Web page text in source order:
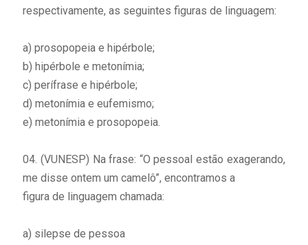
respectivamente, as seguintes figuras de linguagem:
a) prosopopeia e hipérbole;
b) hipérbole e metonímia;
c) perífrase e hipérbole;
d) metonímia e eufemismo;
e) metonímia e prosopopeia.
04. (VUNESP) Na frase: “O pessoal estão exagerando,
me disse ontem um camelô”, encontramos a
figura de linguagem chamada:
a) silepse de pessoa